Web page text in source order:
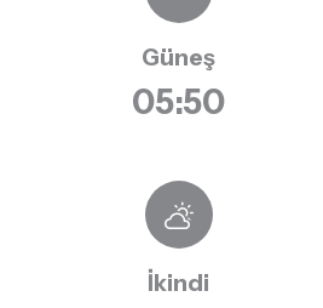
Güneş
05:50
İkindi